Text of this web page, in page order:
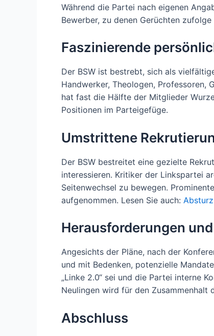
Während die Partei nach eigenen
Bewerber, zu denen Gerüchten
Faszinierende
Der BSW ist bestrebt, sich als
Handwerker, Theologen, Professoren,
hat fast die Hälfte der Mitglieder
Positionen im Parteigefüge.
Umstrittene
Der BSW bestreitet eine gezielte
interessieren. Kritiker der Linkspartei
Seitenwechsel zu bewegen.
aufgenommen. Lesen Sie auch:
Herausforderungen
Angesichts der Pläne, nach der
und mit Bedenken, potenzielle
„Linke 2.0“ sei und die Partei interne
Neulingen wird für den Zusammenhalt
Abschluss